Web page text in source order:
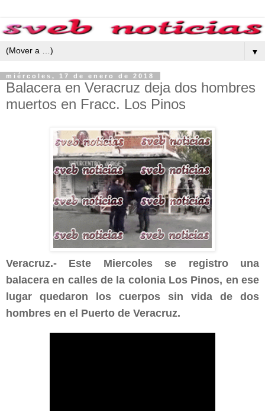
▼
miércoles, 17 de enero de 2018
Balacera en Veracruz deja dos hombres
muertos en Fracc. Los Pinos
Veracruz.- Este Miercoles se registro una
balacera en calles de la colonia Los Pinos, en ese
lugar quedaron los cuerpos sin vida de dos
hombres en el Puerto de Veracruz.